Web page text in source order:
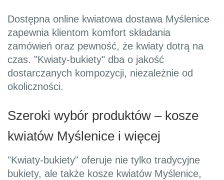
Dostępna online kwiatowa dostawa Myślenice
zapewnia klientom komfort składania
zamówień oraz pewność, że kwiaty dotrą na
czas. "Kwiaty-bukiety" dba o jakość
dostarczanych kompozycji, niezależnie od
okoliczności.
Szeroki wybór produktów – kosze
kwiatów Myślenice i więcej
"Kwiaty-bukiety" oferuje nie tylko tradycyjne
bukiety, ale także kosze kwiatów Myślenice,